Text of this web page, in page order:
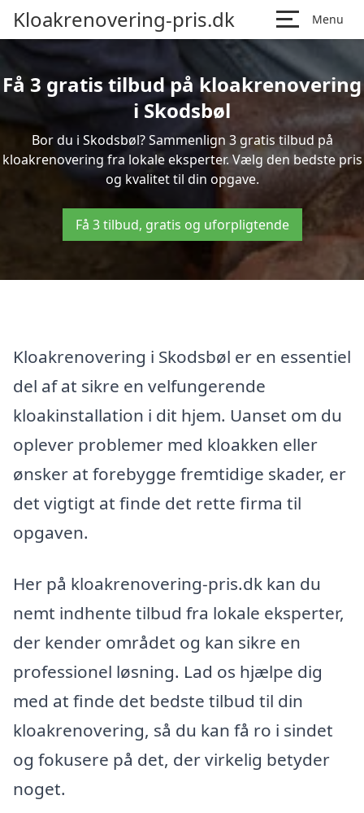
Kloakrenovering-pris.dk Menu
Få 3 gratis tilbud på kloakrenovering
i Skodsbøl
Bor du i Skodsbøl? Sammenlign 3 gratis tilbud på
kloakrenovering fra lokale eksperter. Vælg den bedste pris
og kvalitet til din opgave.
Få 3 tilbud, gratis og uforpligtende
Kloakrenovering i Skodsbøl er en essentiel
del af at sikre en velfungerende
kloakinstallation i dit hjem. Uanset om du
oplever problemer med kloakken eller
ønsker at forebygge fremtidige skader, er
det vigtigt at finde det rette firma til
opgaven.
Her på kloakrenovering-pris.dk kan du
nemt indhente tilbud fra lokale eksperter,
der kender området og kan sikre en
professionel løsning. Lad os hjælpe dig
med at finde det bedste tilbud til din
kloakrenovering, så du kan få ro i sindet
og fokusere på det, der virkelig betyder
noget.